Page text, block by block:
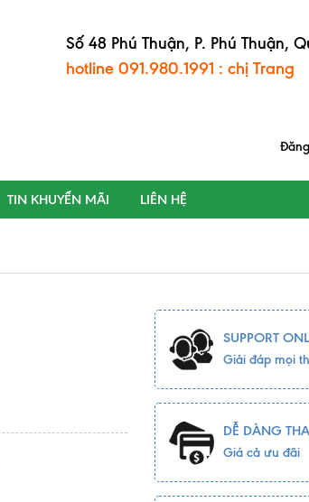
Số 48 Phú Thuận, P. Phú Thuận,
hotline 091.980.1991 : chị Trang
TIN KHUYẾN MÃI LIÊN HỆ
SUPPORT
Giải đáp mọi
DỄ DÀNG
Giá cả ưu đãi